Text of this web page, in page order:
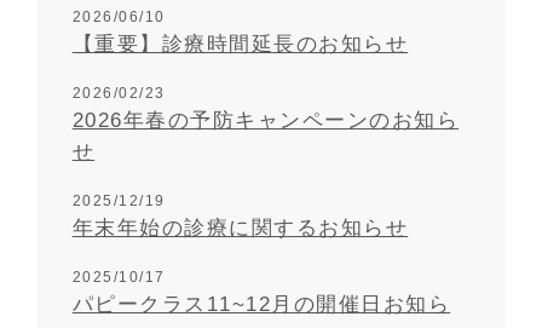
2026/06/10
【重要】診療時間延長のお知らせ
2026/02/23
2026年春の予防キャンペーンのお知ら
せ
2025/12/19
年末年始の診療に関するお知らせ
2025/10/17
パピークラス11~12月の開催日お知ら